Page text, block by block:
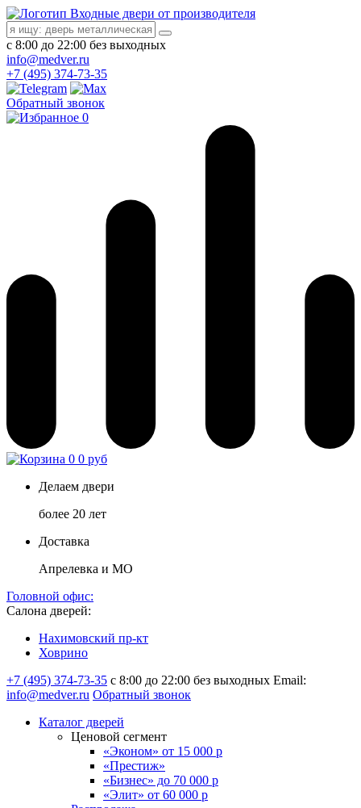
Входные двери от производителя
с 8:00 до 22:00 без выходных
info@medver.ru
+7 (495) 374-73-35
Обратный звонок
0
0 0 руб
Делаем двери
более 20 лет
Доставка
Апрелевка и МО
Головной офис:
Салона дверей:
Нахимовский пр-кт
Ховрино
+7 (495) 374-73-35 с 8:00 до 22:00 без выходных Email:
info@medver.ru Обратный звонок
Каталог дверей
Ценовой сегмент
«Эконом» от 15 000 р
«Престиж»
«Бизнес» до 70 000 р
«Элит» от 60 000 р